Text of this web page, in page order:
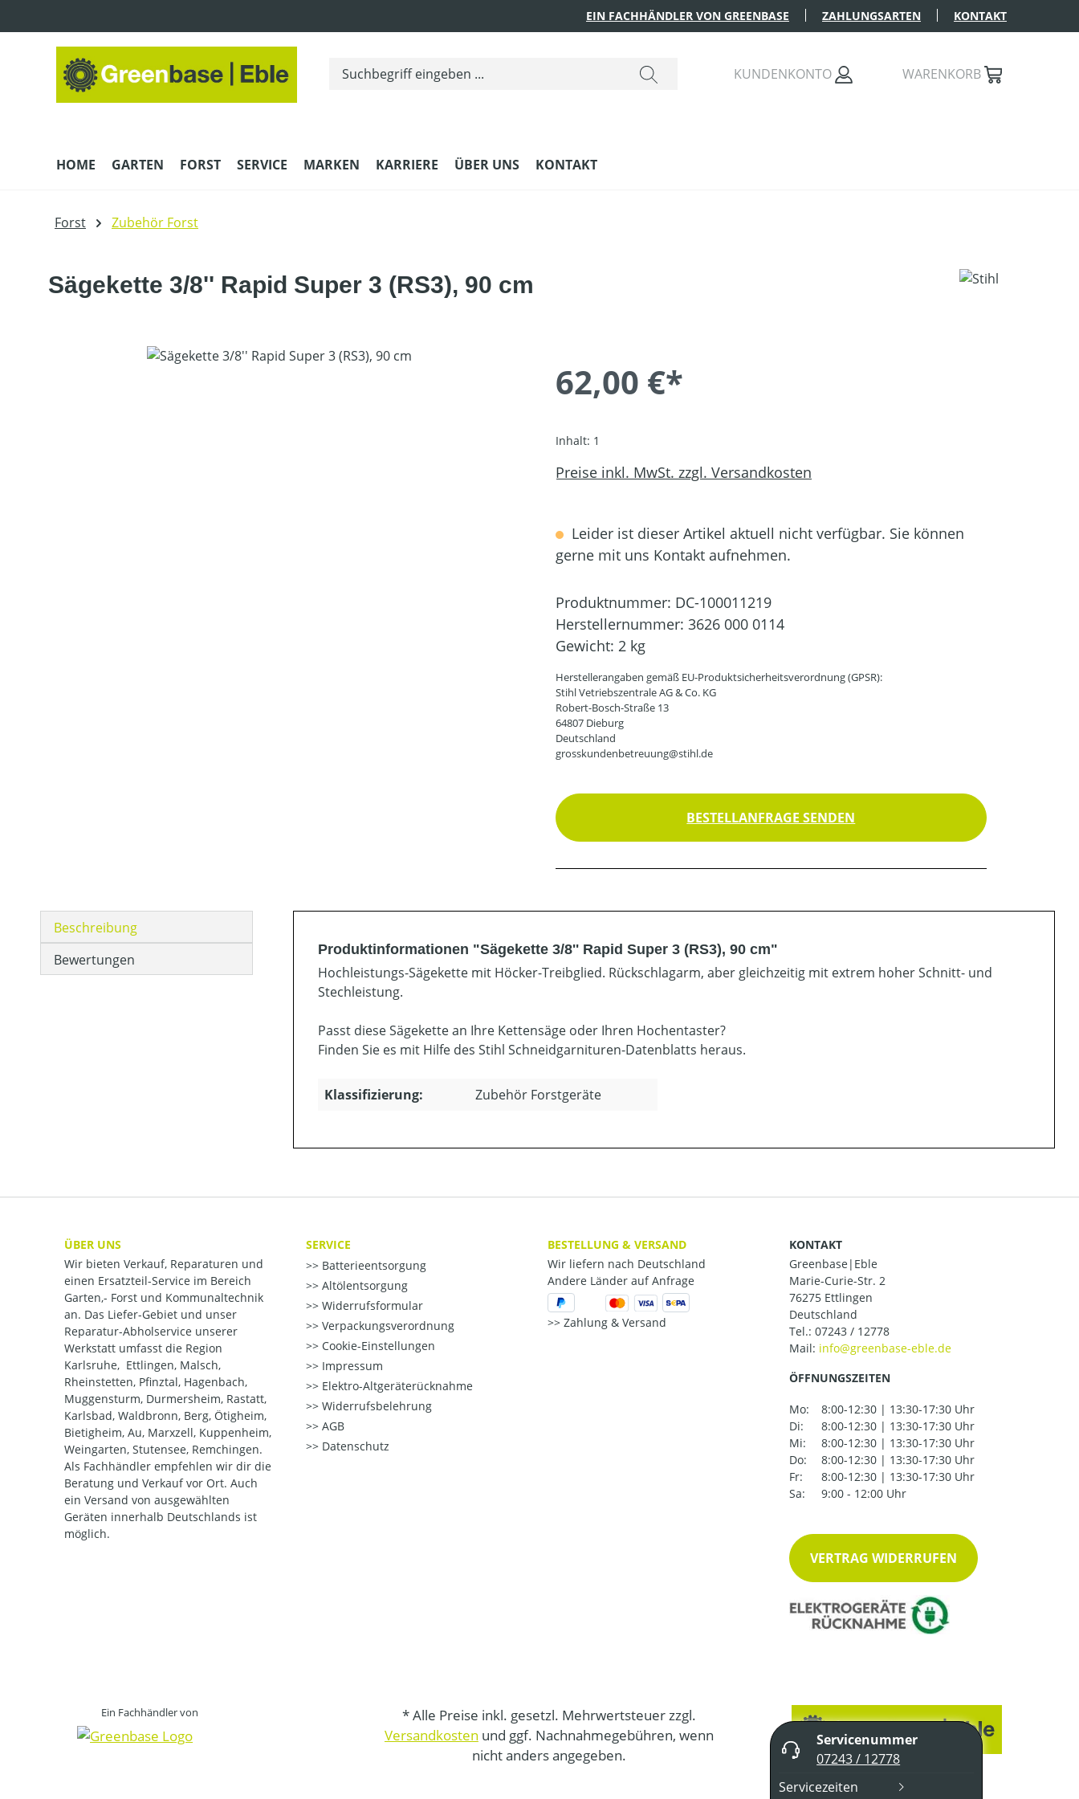
EIN FACHHÄNDLER VON GREENBASE ZAHLUNGSARTEN KONTAKT
KUNDENKONTO WARENKORB
HOME GARTEN FORST SERVICE MARKEN KARRIERE ÜBER UNS KONTAKT
Forst Zubehör Forst
Sägekette 3/8'' Rapid Super 3 (RS3), 90 cm
Bildergalerie überspringen
62,00 €*
Inhalt: 1
Preise inkl. MwSt. zzgl. Versandkosten
Leider ist dieser Artikel aktuell nicht verfügbar. Sie können
gerne mit uns Kontakt aufnehmen.
Produktnummer: DC-100011219
Herstellernummer: 3626 000 0114
Gewicht: 2 kg
Herstellerangaben gemäß EU-Produktsicherheitsverordnung (GPSR):
Stihl Vetriebszentrale AG & Co. KG
Robert-Bosch-Straße 13
64807 Dieburg
Deutschland
grosskundenbetreuung@stihl.de
BESTELLANFRAGE SENDEN
Beschreibung
Bewertungen
Produktinformationen "Sägekette 3/8'' Rapid Super 3 (RS3), 90 cm"
Hochleistungs-Sägekette mit Höcker-Treibglied. Rückschlagarm, aber gleichzeitig mit extrem hoher Schnitt- und
Stechleistung.
Passt diese Sägekette an Ihre Kettensäge oder Ihren Hochentaster?
Finden Sie es mit Hilfe des Stihl Schneidgarnituren-Datenblatts heraus.
Klassifizierung: Zubehör Forstgeräte
ÜBER UNS
Wir bieten Verkauf, Reparaturen und
einen Ersatzteil-Service im Bereich
Garten,- Forst und Kommunaltechnik
an. Das Liefer-Gebiet und unser
Reparatur-Abholservice unserer
Werkstatt umfasst die Region
Karlsruhe, Ettlingen, Malsch,
Rheinstetten, Pfinztal, Hagenbach,
Muggensturm, Durmersheim, Rastatt,
Karlsbad, Waldbronn, Berg, Ötigheim,
Bietigheim, Au, Marxzell, Kuppenheim,
Weingarten, Stutensee, Remchingen.
Als Fachhändler empfehlen wir dir die
Beratung und Verkauf vor Ort. Auch
ein Versand von ausgewählten
Geräten innerhalb Deutschlands ist
möglich.
SERVICE
Batterieentsorgung
Altölentsorgung
Widerrufsformular
Verpackungsverordnung
Cookie-Einstellungen
Impressum
Elektro-Altgeräterücknahme
Widerrufsbelehrung
AGB
Datenschutz
BESTELLUNG & VERSAND
Wir liefern nach Deutschland
Andere Länder auf Anfrage
Zahlung & Versand
KONTAKT
Greenbase|Eble
Marie-Curie-Str. 2
76275 Ettlingen
Deutschland
Tel.: 07243 / 12778
Mail:
ÖFFNUNGSZEITEN
Mo:
8:00-12:30 | 13:30-17:30 Uhr
Di:
8:00-12:30 | 13:30-17:30 Uhr
Mi:
8:00-12:30 | 13:30-17:30 Uhr
Do:
8:00-12:30 | 13:30-17:30 Uhr
Fr:
8:00-12:30 | 13:30-17:30 Uhr
Sa:
9:00 - 12:00 Uhr
VERTRAG WIDERRUFEN
Ein Fachhändler von
* Alle Preise inkl. gesetzl. Mehrwertsteuer zzgl.
Versandkosten und ggf. Nachnahmegebühren, wenn
nicht anders angegeben.
Servicenummer
07243 / 12778
Servicezeiten